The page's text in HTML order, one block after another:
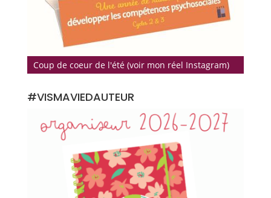
Coup de coeur de l'été (voir mon réel Instagram)
#VISMAVIEDAUTEUR